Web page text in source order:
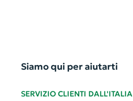
Siamo qui per aiutarti
SERVIZIO CLIENTI DALL'ITALIA